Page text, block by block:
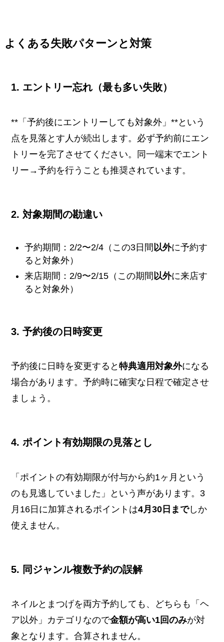
よくある失敗パターンと対策
1. エントリー忘れ（最も多い失敗）
**「予約後にエントリーしても対象外」**という
点を見落とす人が続出します。必ず予約前にエン
トリーを完了させてください。同一端末でエント
リー→予約を行うことも推奨されています。
2. 対象期間の勘違い
予約期間：2/2〜2/4（この3日間以外に予約す
ると対象外）
来店期間：2/9〜2/15（この期間 以外に来店す
ると対象外）
3. 予約後の日時変更
予約後に日時を変更すると特典適用対象外になる
場合があります。予約時に確実な日程で確定させ
ましょう。
4. ポイント有効期限の見落とし
「ポイントの有効期限が付与から約1ヶ月という
のも見逃していました」という声があります。3
月16日に加算されるポイントは4月30日までしか
使えません。
5. 同ジャンル複数予約の誤解
ネイルとまつげを両方予約しても、どちらも「ヘ
ア以外」カテゴリなので金額が高い1回のみが対
象となります。合算されません。